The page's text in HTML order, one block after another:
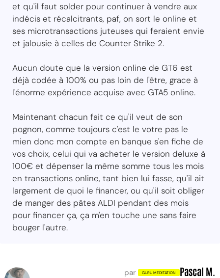
et qu'il faut solder pour continuer à vendre aux
indécis et récalcitrants, paf, on sort le online et
ses microtransactions juteuses qui feraient envie
et jalousie à celles de Counter Strike 2.
Aucun doute que la version online de GT6 est
déjà codée à 100% ou pas loin de l'être, grace à
l'énorme expérience acquise avec GTA5 online.
Maintenant chacun fait ce qu'il veut de son
pognon, comme toujours c'est le votre pas le
mien donc mon compte en banque s'en fiche de
vos choix, celui qui va acheter le version deluxe à
100€ et dépenser la même somme tous les mois
en transactions online, tant bien lui fasse, qu'il ait
largement de quoi le financer, ou qu'il soit obliger
de manger des pâtes ALDI pendant des mois
pour financer ça, ça m'en touche une sans faire
bouger l'autre.
par Pascal M.